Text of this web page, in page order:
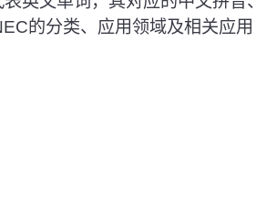
的分类、应用领域及相关应用